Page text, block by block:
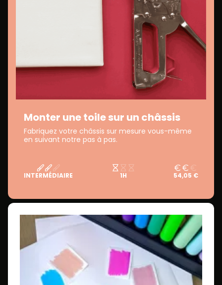
Monter une toile sur un châssis
Fabriquez votre châssis sur mesure vous-même
en suivant notre pas à pas.
INTERMÉDIAIRE 1H 54,05 €